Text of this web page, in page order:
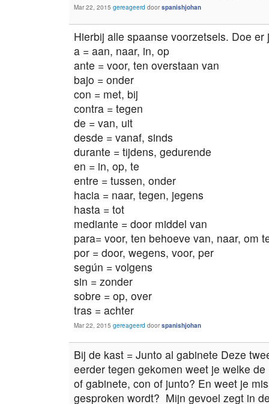
Mar 22, 2015 gereageerd doorspanishjohan
Hierbij alle spaanse voorzetsels. Doe er
a = aan, naar, in, op
ante = voor, ten overstaan van
bajo = onder
con = met, bij
contra = tegen
de = van, uit
desde = vanaf, sinds
durante = tijdens, gedurende
en = in, op, te
entre = tussen, onder
hacia = naar, tegen, jegens
hasta = tot
mediante = door middel van
para= voor, ten behoeve van, naar, om
por = door, wegens, voor, per
según = volgens
sin = zonder
sobre = op, over
tras = achter
Mar 22, 2015 gereageerd doorspanishjohan
Bij de kast = Junto al gabinete Deze
eerder tegen gekomen weet je welke
of gabinete, con of junto? En weet je
gesproken wordt? Mijn gevoel zegt in